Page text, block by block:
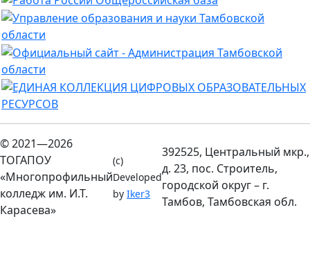
© 2021—2026
ТОГАПОУ
«Многопрофильный
колледж им. И.Т.
Карасева»
(c)
Developed
byIker3
392525, Центральный мкр.,
д. 23, пос. Строитель,
городской округ – г.
Тамбов, Тамбовская обл.